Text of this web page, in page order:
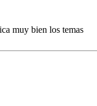
muy bien los temas